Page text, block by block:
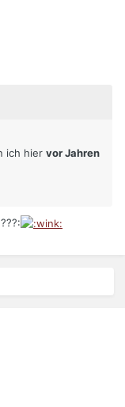
ich hier vor Jahren